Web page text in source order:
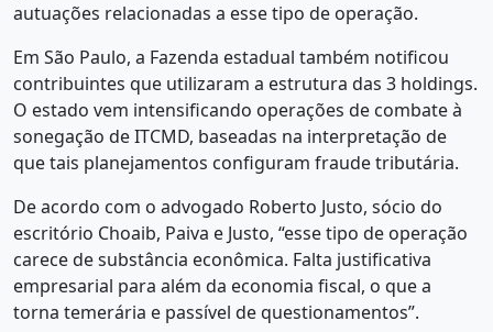
autuações relacionadas a esse tipo de operação.
Em São Paulo, a Fazenda estadual também notificou
contribuintes que utilizaram a estrutura das 3 holdings.
O estado vem intensificando operações de combate à
sonegação de ITCMD, baseadas na interpretação de
que tais planejamentos configuram fraude tributária.
De acordo com o advogado Roberto Justo, sócio do
escritório Choaib, Paiva e Justo, “esse tipo de operação
carece de substância econômica. Falta justificativa
empresarial para além da economia fiscal, o que a
torna temerária e passível de questionamentos”.